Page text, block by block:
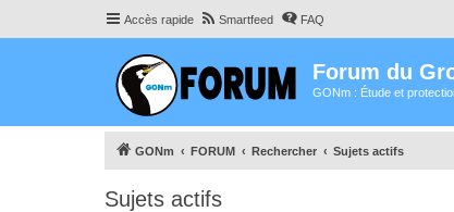
Accès rapide Smartfeed FAQ
Forum du
GONm : Étude et
GONm FORUM Rechercher Sujets actifs
Sujets actifs